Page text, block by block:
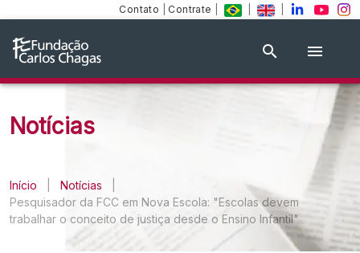
Contato Contrate
Notícias
Início Notícias
Pesquisador da FCC em Nova Escola: "Escolas devem
trabalhar o conceito de justiça desde o Ensino Infantil"